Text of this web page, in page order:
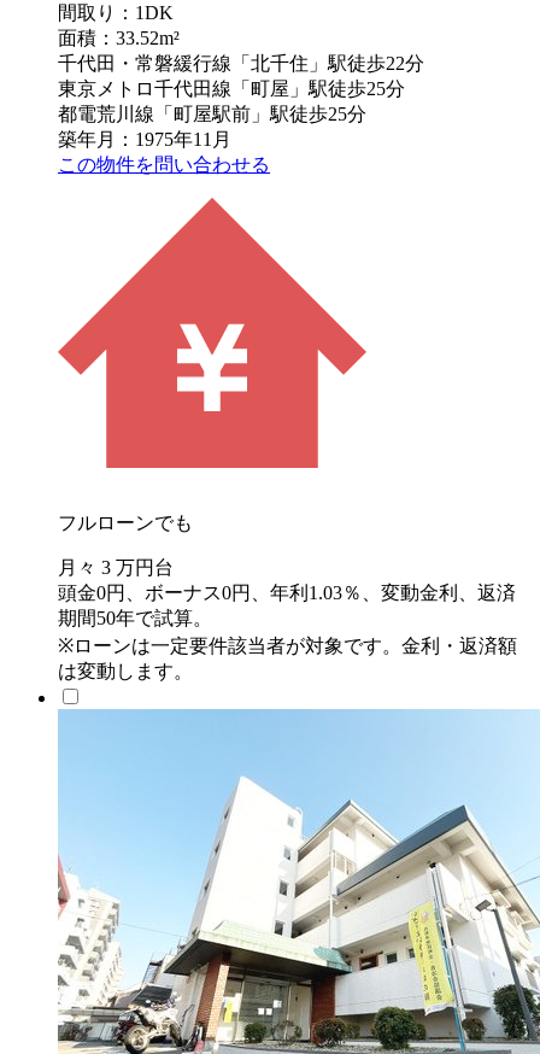
間取り：1DK
面積：33.52m²
千代田・常磐緩行線「北千住」駅徒歩22分
東京メトロ千代田線「町屋」駅徒歩25分
都電荒川線「町屋駅前」駅徒歩25分
築年月：1975年11月
この物件を問い合わせる
フルローンでも
月々 3 万円台
頭金0円、ボーナス0円、年利1.03％、変動金利、返済
期間50年で試算。
※ローンは一定要件該当者が対象です。金利・返済額
は変動します。